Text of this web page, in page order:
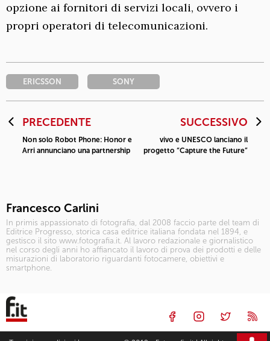
opzione ai fornitori di servizi locali, ovvero i
propri operatori di telecomunicazioni.
ERICSSON SONY
PRECEDENTE
Non solo Robot Phone: Honor e
Arri annunciano una partnership
SUCCESSIVO
vivo e UNESCO lanciano il
progetto “Capture the Future”
Francesco Carlini
In primis appassionato di fotografia, dal 2008 faccio parte del team di
Editrice Progresso, storica casa editrice italiana fondata nel 1894, e
gestisco il sito www.fotografia.it. Al lavoro redazionale e giornalistico
nel corso degli anni ho affiancato il lavoro di prova dei prodotti e delle
misurazioni di laboratorio riguardanti fotocamere, obiettivi e
smartphone.